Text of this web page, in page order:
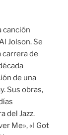
canción
Jolson. Se
carrera de
de una
Sus obras,
del Jazz.
Me», «I Got